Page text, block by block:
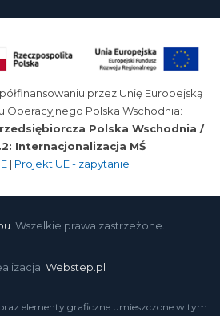
przez Unię Europejską
Operacyjnego Polska Wschodnia:
Polska Wschodnia /
Internacjonalizacja MŚ
| Projekt UE - zapytanie
. Wszelkie prawa zastrzeżone.
Webstep.pl
elementy graficzne umieszczone w tym